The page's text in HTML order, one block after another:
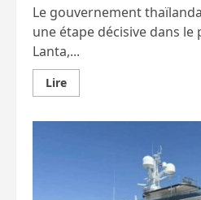
Le gouvernement
une étape décisive dans
Lanta,...
LireEn
savoir